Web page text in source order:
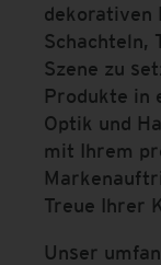
dekorativen
Schachteln,
Szene zu
Produkte in
Optik und
mit Ihrem
Treue Ihrer
Unser